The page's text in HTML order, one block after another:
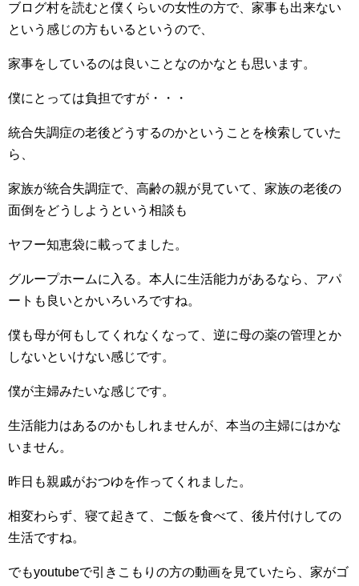
ブログ村を読むと僕くらいの女性の方で、家事も出来ない
という感じの方もいるというので、
家事をしているのは良いことなのかなとも思います。
僕にとっては負担ですが・・・
統合失調症の老後どうするのかということを検索していた
ら、
家族が統合失調症で、高齢の親が見ていて、家族の老後の
面倒をどうしようという相談も
ヤフー知恵袋に載ってました。
グループホームに入る。本人に生活能力があるなら、アパ
ートも良いとかいろいろですね。
僕も母が何もしてくれなくなって、逆に母の薬の管理とか
しないといけない感じです。
僕が主婦みたいな感じです。
生活能力はあるのかもしれませんが、本当の主婦にはかな
いません。
昨日も親戚がおつゆを作ってくれました。
相変わらず、寝て起きて、ご飯を食べて、後片付けしての
生活ですね。
でもyoutubeで引きこもりの方の動画を見ていたら、家がゴ